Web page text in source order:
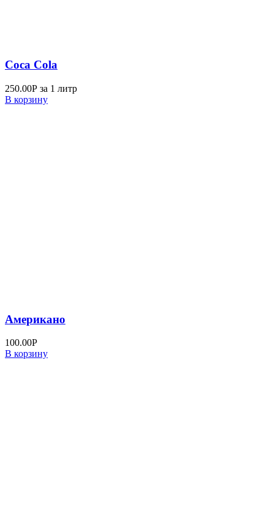
Coca Cola
250.00Р за 1 литр
В корзину
Американо
100.00Р
В корзину